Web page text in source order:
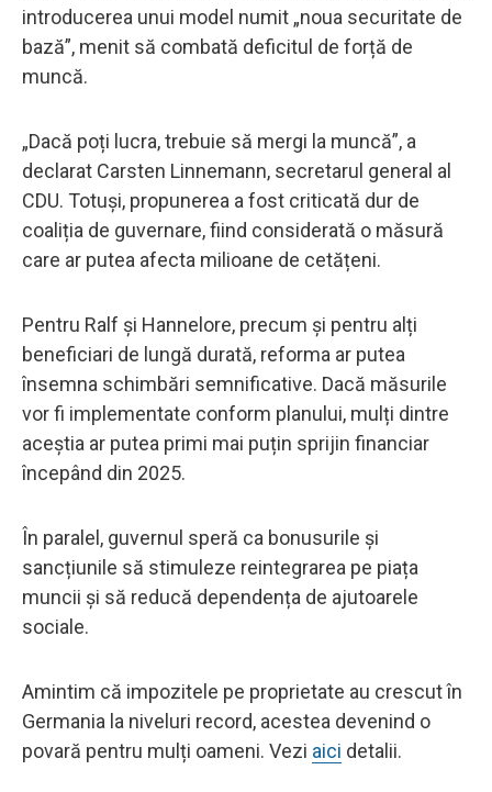
introducerea unui model numit „noua securitate de
bază”, menit să combată deficitul de forță de
muncă.
„Dacă poți lucra, trebuie să mergi la muncă”, a
declarat Carsten Linnemann, secretarul general al
CDU. Totuși, propunerea a fost criticată dur de
coaliția de guvernare, fiind considerată o măsură
care ar putea afecta milioane de cetățeni.
Pentru Ralf și Hannelore, precum și pentru alți
beneficiari de lungă durată, reforma ar putea
însemna schimbări semnificative. Dacă măsurile
vor fi implementate conform planului, mulți dintre
aceștia ar putea primi mai puțin sprijin financiar
începând din 2025.
În paralel, guvernul speră ca bonusurile și
sancțiunile să stimuleze reintegrarea pe piața
muncii și să reducă dependența de ajutoarele
sociale.
Amintim că impozitele pe proprietate au crescut în
Germania la niveluri record, acestea devenind o
povară pentru mulți oameni. Vezi aici detalii.